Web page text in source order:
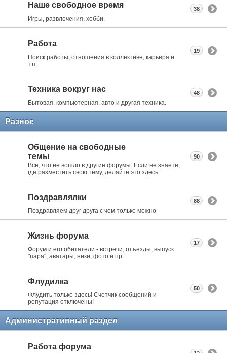
Наше свободное время
Игры, развлечения, хобби.
38
Работа
Поиск работы, отношения в коллективе, карьера и
т.п.
19
Техника вокруг нас
Бытовая, компьютерная, авто и другая техника.
48
Разное
Общение на свободные
темы
Все, что не вошло в другие форумы. Если не знаете,
где разместить свою тему, делайте это здесь.
90
Поздравлялки
Поздравляем друг друга с чем только можно
88
Жизнь форума
Форум и его обитатели - встречи, отъезды, выпуск
"пара", аватары, ники, фото и пр.
17
Флудилка
Флудить только здесь! Счетчик сообщений и
репутация отключены!
50
Административный раздел
Работа форума